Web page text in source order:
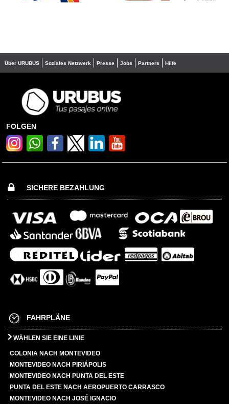
Über URUBUS Soziales Netzwerk Presse Jobs Partners Hilfe
FOLGEN
SICHERE BEZAHLUNG
FAHRPLÄNE
WÄHLEN SIE EINE LINIE
COLONIA NACH MONTEVIDEO
MONTEVIDEO NACH PIRIÁPOLIS
MONTEVIDEO NACH PUNTA DEL ESTE
PUNTA DEL ESTE NACH AEROPUERTO CARRASCO
MONTEVIDEO NACH JOSÉ IGNACIO